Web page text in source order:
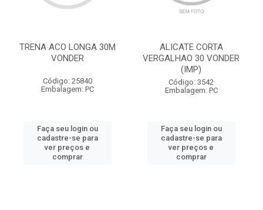
TRENA ACO LONGA 30M
VONDER
Código: 25840
Embalagem: PC
Faça seu login ou
cadastre-se para
ver preços e
comprar
ALICATE CORTA
VERGALHAO 30 VONDER
(IMP)
Código: 3542
Embalagem: PC
Faça seu login ou
cadastre-se para
ver preços e
comprar